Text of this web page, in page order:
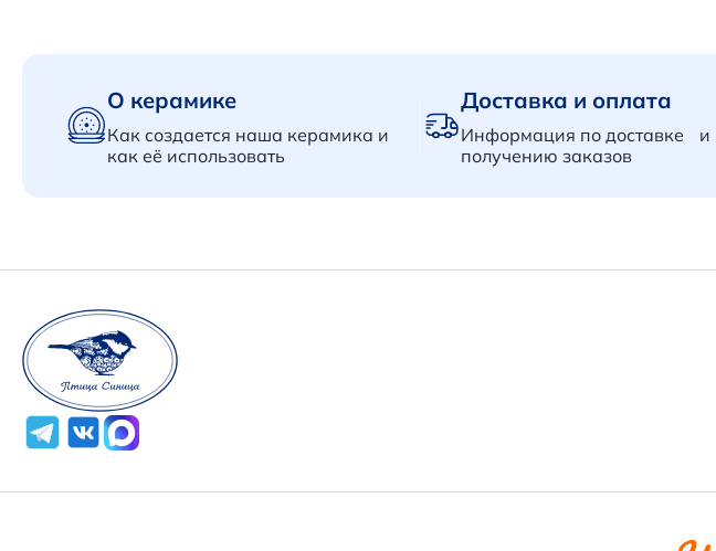
О керамике
Как создается наша керамика и
как её использовать
Доставка и оплата
Информация по доставке и
получению заказов